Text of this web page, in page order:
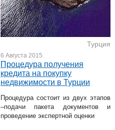
Турция
6 Августа 2015
Процедура получения
кредита на покупку
недвижимости в Турции
Процедура состоит из двух этапов
–подачи пакета документов и
проведение экспертной оценки